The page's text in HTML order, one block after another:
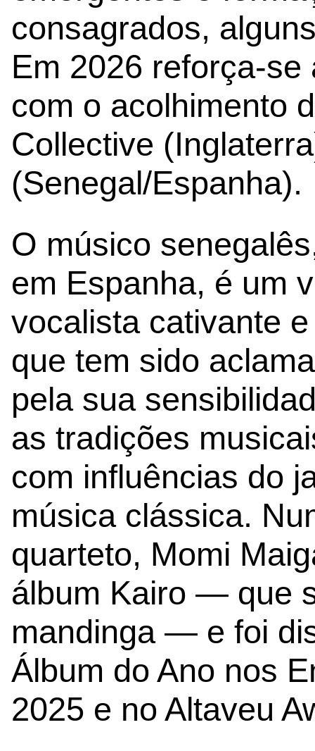
consagrados,
Em 2026 reforça-
com o acolhimento
Collective
(Senegal/Espanha).
O músico
em Espanha, é um
vocalista cativante
que tem sido
pela sua
as tradições
com influências do
música clássica.
quarteto, Momi
álbum Kairo — que
mandinga — e foi
Álbum do Ano nos
2025 e no Altaveu